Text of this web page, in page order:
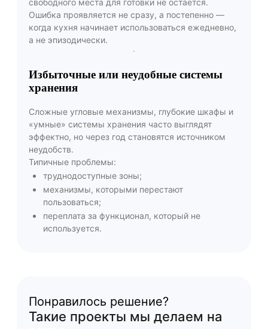
Ошибка проявляется не сразу, а постепенно —
когда кухня начинает использоваться ежедневно,
а не эпизодически.
Избыточные или неудобные системы
хранения
Сложные угловые механизмы, глубокие шкафы и
«умные» системы хранения часто выглядят
эффектно, но через год становятся источником
неудобств.
Типичные проблемы:
труднодоступные зоны;
механизмы, которыми перестают
пользоваться;
переплата за функционал, который не
используется.
Понравилось решение?
Такие проекты мы делаем на